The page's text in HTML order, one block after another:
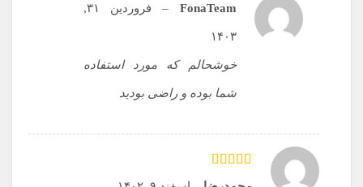
FonaTeam
– فروردین ۳۱,
۱۴۰۳
خوشحالم که مورد استفاده
شما بوده و راضی بودید
از 5